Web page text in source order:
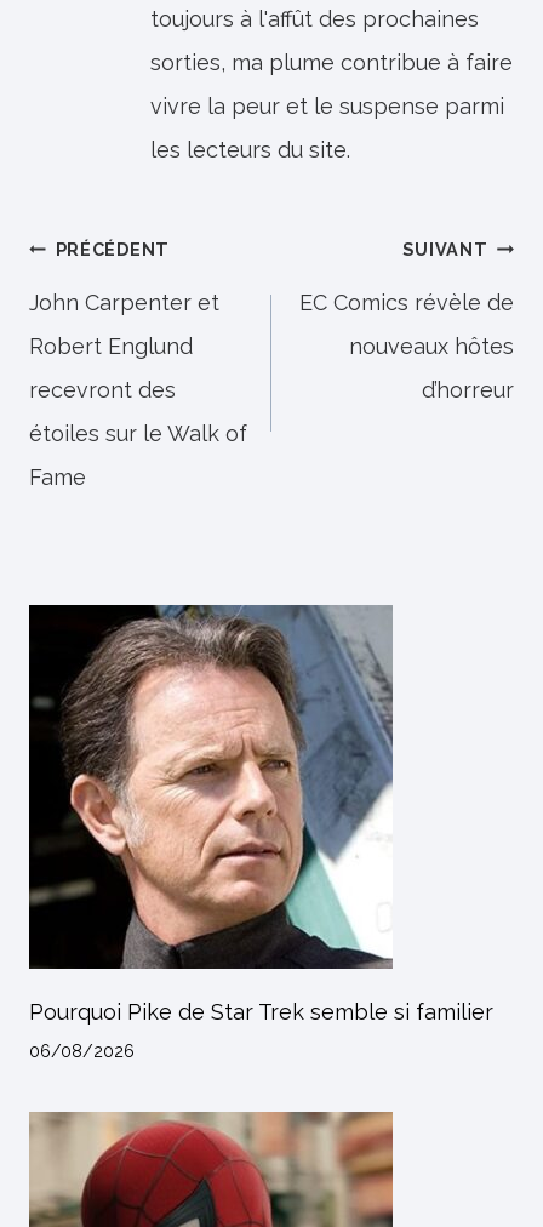
toujours à l'affût des prochaines
sorties, ma plume contribue à faire
vivre la peur et le suspense parmi
les lecteurs du site.
Navigation
de
l’article
PRÉCÉDENT
John Carpenter et
Robert Englund
recevront des
étoiles sur le Walk of
Fame
SUIVANT
EC Comics révèle de
nouveaux hôtes
d’horreur
Pourquoi Pike de Star Trek semble si familier
06/08/2026